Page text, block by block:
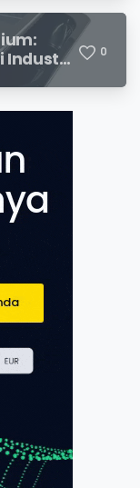
Industri
0